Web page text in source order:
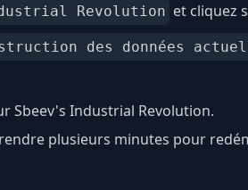
Revolution et cliquez
des données
Sbeev's Industrial Revolution.
plusieurs minutes pour